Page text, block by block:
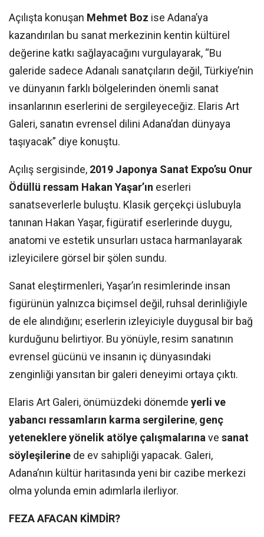
Açılışta konuşan Mehmet Boz ise Adana’ya
kazandırılan bu sanat merkezinin kentin kültürel
değerine katkı sağlayacağını vurgulayarak, “Bu
galeride sadece Adanalı sanatçıların değil, Türkiye’nin
ve dünyanın farklı bölgelerinden önemli sanat
insanlarının eserlerini de sergileyeceğiz. Elaris Art
Galeri, sanatın evrensel dilini Adana’dan dünyaya
taşıyacak” diye konuştu.
Açılış sergisinde, 2019 Japonya Sanat Expo’su Onur
Ödüllü ressam Hakan Yaşar’ın eserleri
sanatseverlerle buluştu. Klasik gerçekçi üslubuyla
tanınan Hakan Yaşar, figüratif eserlerinde duygu,
anatomi ve estetik unsurları ustaca harmanlayarak
izleyicilere görsel bir şölen sundu.
Sanat eleştirmenleri, Yaşar’ın resimlerinde insan
figürünün yalnızca biçimsel değil, ruhsal derinliğiyle
de ele alındığını; eserlerin izleyiciyle duygusal bir bağ
kurduğunu belirtiyor. Bu yönüyle, resim sanatının
evrensel gücünü ve insanın iç dünyasındaki
zenginliği yansıtan bir galeri deneyimi ortaya çıktı.
Elaris Art Galeri, önümüzdeki dönemde yerli ve
yabancı ressamların karma sergilerine, genç
yeteneklere yönelik atölye çalışmalarına ve sanat
söyleşilerine de ev sahipliği yapacak. Galeri,
Adana’nın kültür haritasında yeni bir cazibe merkezi
olma yolunda emin adımlarla ilerliyor.
FEZA AFACAN KİMDİR?